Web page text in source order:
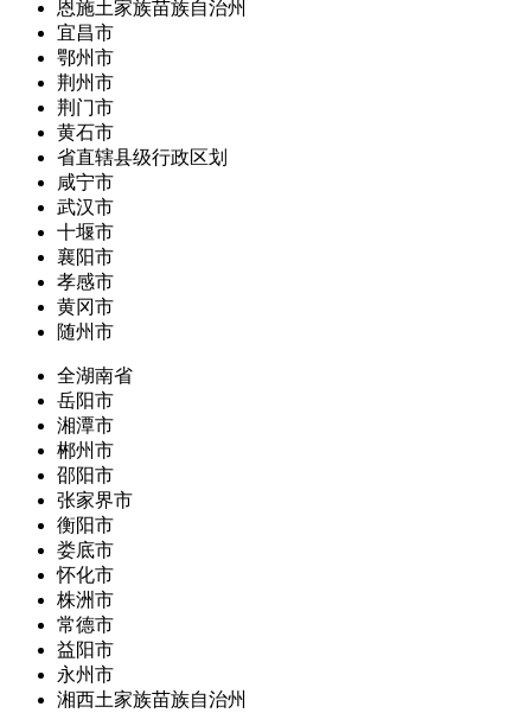
恩施土家族苗族自治州
宜昌市
鄂州市
荆州市
荆门市
黄石市
省直辖县级行政区划
咸宁市
武汉市
十堰市
襄阳市
孝感市
黄冈市
随州市
全湖南省
岳阳市
湘潭市
郴州市
邵阳市
张家界市
衡阳市
娄底市
怀化市
株洲市
常德市
益阳市
永州市
湘西土家族苗族自治州